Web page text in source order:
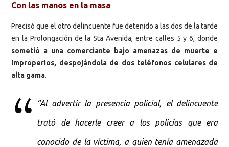
Con las manos en la masa
Precisó que el otro delincuente fue detenido a las dos de la tarde
en la Prolongación de la 5ta Avenida, entre calles 5 y 6, donde
sometió a una comerciante bajo amenazas de muerte e
improperios, despojándola de dos teléfonos celulares de
alta gama.
“Al advertir la presencia policial, el delincuente
trató de hacerle creer a los policías que era
conocido de la víctima, a quien tenía amenazada